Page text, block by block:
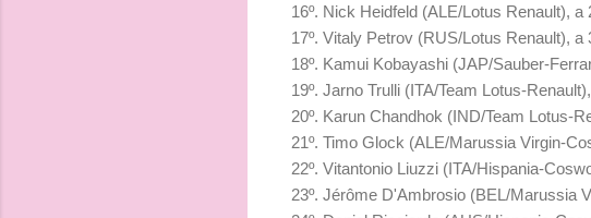
16º. Nick Heidfeld (ALE/Lotus Renault), a
17º. Vitaly Petrov (RUS/Lotus Renault), a
18º. Kamui Kobayashi (JAP/Sauber-
19º. Jarno Trulli (ITA/Team Lotus-
20º. Karun Chandhok (IND/Team Lotus-
21º. Timo Glock (ALE/Marussia Virgin-
22º. Vitantonio Liuzzi (ITA/Hispania-
23º. Jérôme D'Ambrosio (BEL/Marussia